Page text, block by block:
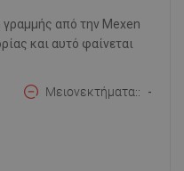
από την Mexen
και αυτό φαίνεται
Μειονεκτήματα: -